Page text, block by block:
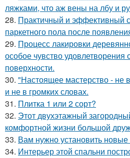
ляжками, что аж вены на лбу и
28. Практичный и эффективный
паркетного пола после
29. Процесс лакировки
особое чувство удовлетворения
поверхности.
30. "Настоящее мастерство - не
и не в громких словах.
31. Плитка 1 или 2 сорт?
32. Этот двухэтажный
комфортной жизни большой
33. Вам нужно установить
34. Интерьер этой спальни